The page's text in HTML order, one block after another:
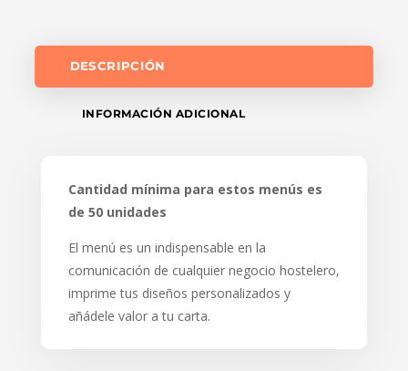
DESCRIPCIÓN
INFORMACIÓN ADICIONAL
Cantidad mínima para estos menús es
de 50 unidades
El menú es un indispensable en la
comunicación de cualquier negocio hostelero,
imprime tus diseños personalizados y
añádele valor a tu carta.